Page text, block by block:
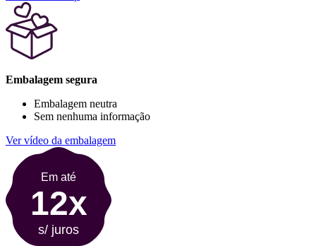
Embalagem segura
Embalagem neutra
Sem nenhuma informação
Ver vídeo da embalagem
Em até
12x
s/ juros